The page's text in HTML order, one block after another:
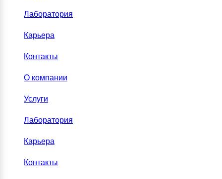
Лаборатория
Карьера
Контакты
О компании
Услуги
Лаборатория
Карьера
Контакты